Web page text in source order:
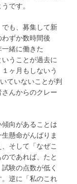
です。
も、募集して新
ずか数時間後
緒に働きた
うことが過去に
ヶ月もしないう
ていないことが判
んからのクレー
向があることは
懸命がんばりま
そして「なぜこ
であれば、たと
験の点数が低く
逆に「私のこれ